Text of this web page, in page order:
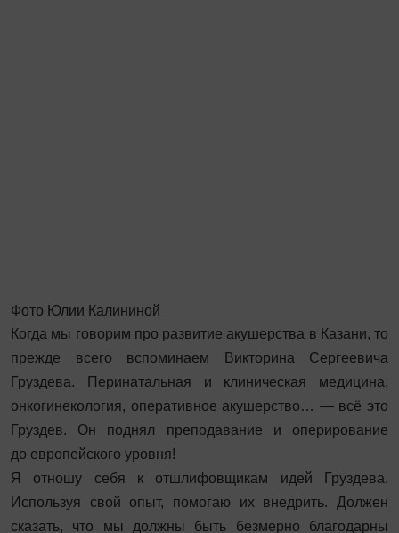
Фото Юлии Калининой
Когда мы говорим про развитие акушерства в Казани, то
прежде всего вспоминаем Викторина Сергеевича
Груздева. Перинатальная и клиническая медицина,
онкогинекология, оперативное акушерство… — всё это
Груздев. Он поднял преподавание и оперирование
до европейского уровня!
Я отношу себя к отшлифовщикам идей Груздева.
Используя свой опыт, помогаю их внедрить. Должен
сказать, что мы должны быть безмерно благодарны